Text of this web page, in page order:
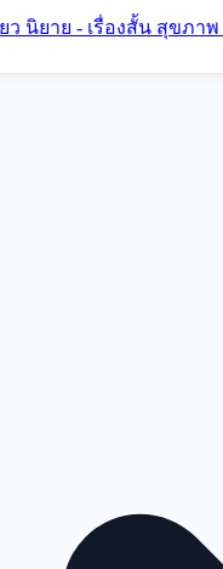
ว นิยาย - เรื่องสั้น สุขภาพ